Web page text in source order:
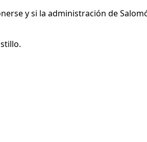
y si la administración de